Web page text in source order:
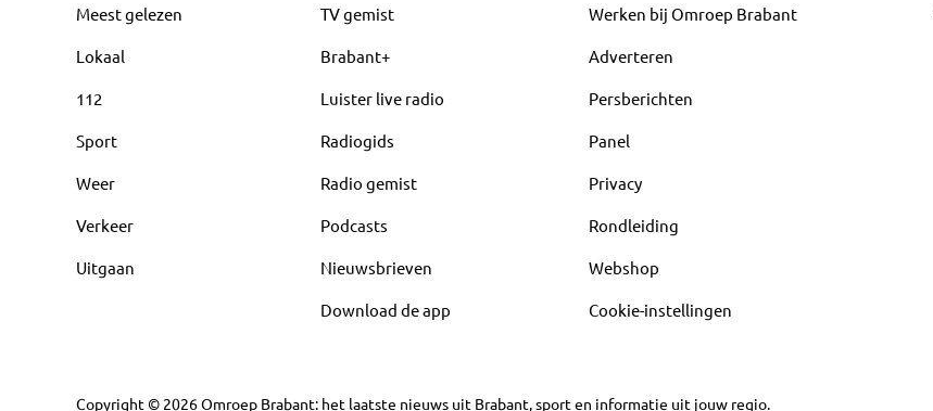
Meest gelezen
Lokaal
112
Sport
Weer
Verkeer
Uitgaan
TV gemist
Brabant+
Luister live radio
Radiogids
Radio gemist
Podcasts
Nieuwsbrieven
Download de app
Werken bij Omroep Brabant
Adverteren
Persberichten
Panel
Privacy
Rondleiding
Webshop
Cookie-instellingen
Copyright © 2026Omroep Brabant: het laatste nieuws uit Brabant, sport en informatie uit jouw regio.